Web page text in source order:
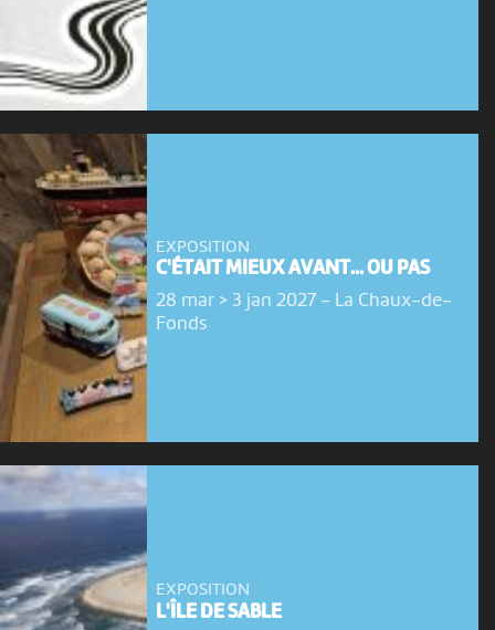
EXPOSITION
C'ÉTAIT MIEUX AVANT... OU PAS
28 mar > 3 jan 2027- La Chaux-de-
Fonds
EXPOSITION
L'ÎLE DE SABLE